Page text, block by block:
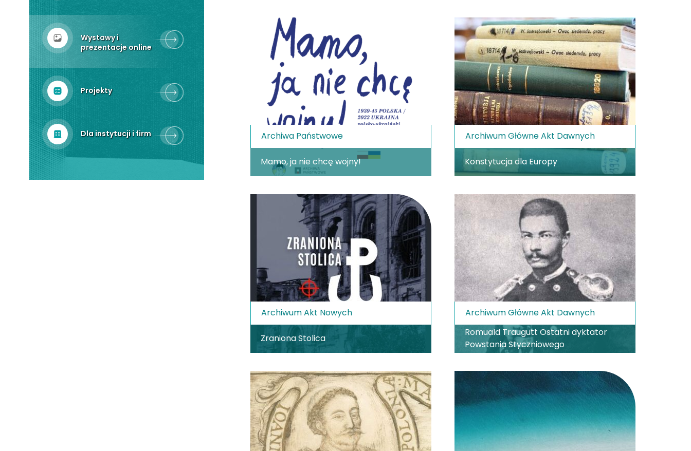
Wystawy i
prezentacje online
Projekty
Dla instytucji i firm Archiwa Państwowe
Mamo, ja nie chcę wojny!
Archiwum Główne Akt Dawnych
Konstytucja dla Europy
Archiwum Akt Nowych
Zraniona Stolica
Archiwum Główne Akt Dawnych
Romuald Traugutt Ostatni dyktator
Powstania Styczniowego